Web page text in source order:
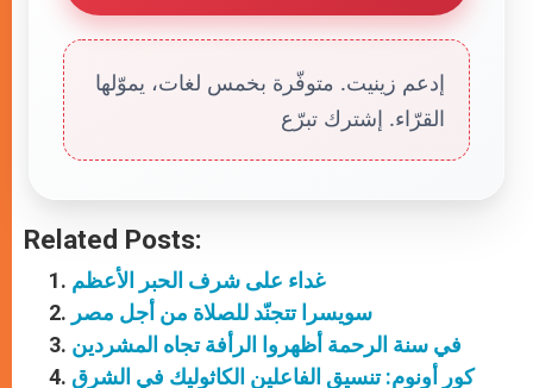
إدعم زينيت. متوفّرة بخمس لغات، يموّلها
القرّاء. إشترك تبرّع
Related Posts:
غداء على شرف الحبر الأعظم
سويسرا تتجنّد للصلاة من أجل مصر
في سنة الرحمة أظهروا الرأفة تجاه المشردين
كور أونوم: تنسيق الفاعلين الكاثوليك في الشرق